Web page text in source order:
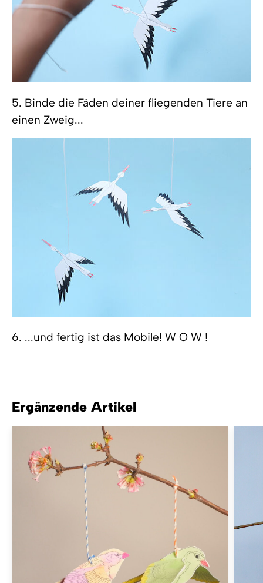
5. Binde die Fäden deiner fliegenden Tiere an
einen Zweig...
6. ...und fertig ist das Mobile! W O W !
Ergänzende Artikel